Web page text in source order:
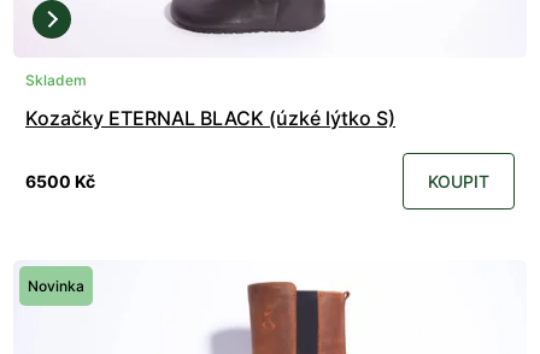
Skladem
Kozačky ETERNAL BLACK (úzké lýtko S)
6500 Kč KOUPIT
Novinka